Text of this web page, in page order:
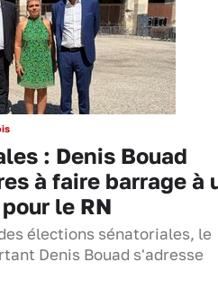
: Denis Bouad
à faire barrage à
le RN
élections sénatoriales, le
Denis Bouad s'adresse